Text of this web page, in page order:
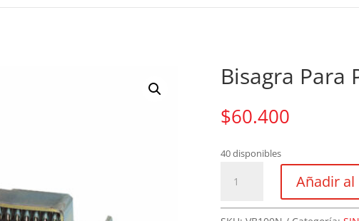
Bisagra Para
$60.400
40 disponibles
Para
Añadir